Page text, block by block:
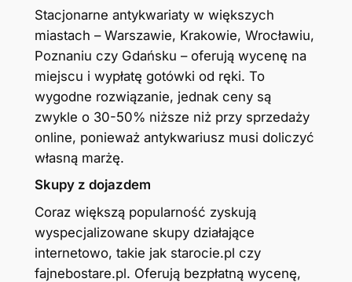
Stacjonarne antykwariaty w większych
miastach – Warszawie, Krakowie, Wrocławiu,
Poznaniu czy Gdańsku – oferują wycenę na
miejscu i wypłatę gotówki od ręki. To
wygodne rozwiązanie, jednak ceny są
zwykle o 30-50% niższe niż przy sprzedaży
online, ponieważ antykwariusz musi doliczyć
własną marżę.
Skupy z dojazdem
Coraz większą popularność zyskują
wyspecjalizowane skupy działające
internetowo, takie jak starocie.pl czy
fajnebostare.pl. Oferują bezpłatną wycenę,